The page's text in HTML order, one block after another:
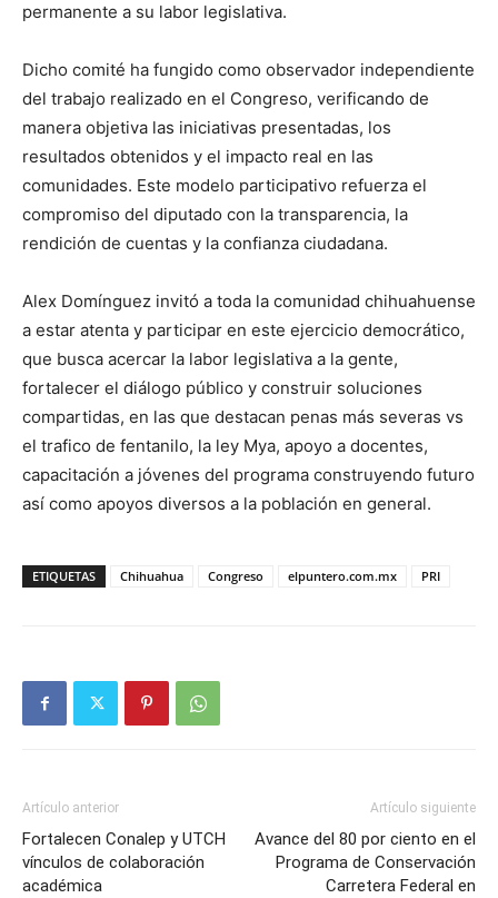
permanente a su labor legislativa.
Dicho comité ha fungido como observador independiente
del trabajo realizado en el Congreso, verificando de
manera objetiva las iniciativas presentadas, los
resultados obtenidos y el impacto real en las
comunidades. Este modelo participativo refuerza el
compromiso del diputado con la transparencia, la
rendición de cuentas y la confianza ciudadana.
Alex Domínguez invitó a toda la comunidad chihuahuense
a estar atenta y participar en este ejercicio democrático,
que busca acercar la labor legislativa a la gente,
fortalecer el diálogo público y construir soluciones
compartidas, en las que destacan penas más severas vs
el trafico de fentanilo, la ley Mya, apoyo a docentes,
capacitación a jóvenes del programa construyendo futuro
así como apoyos diversos a la población en general.
ETIQUETAS Chihuahua Congreso elpuntero.com.mx PRI
Artículo anterior
Fortalecen Conalep y UTCH
vínculos de colaboración
académica
Artículo siguiente
Avance del 80 por ciento en el
Programa de Conservación
Carretera Federal en